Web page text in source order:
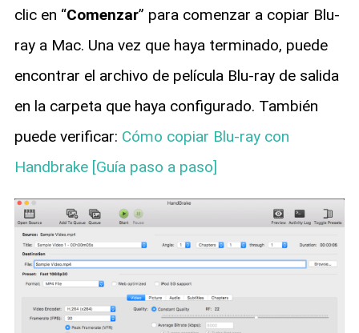
clic en “Comenzar” para comenzar a copiar Blu-
ray a Mac. Una vez que haya terminado, puede
encontrar el archivo de película Blu-ray de salida
en la carpeta que haya configurado. También
puede verificar: Cómo copiar Blu-ray con
Handbrake [Guía paso a paso]